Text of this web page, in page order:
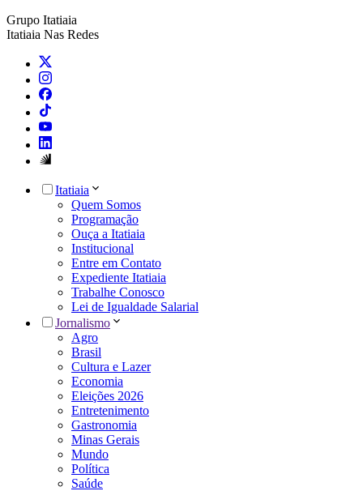
Grupo Itatiaia
Itatiaia Nas Redes
Itatiaia
Quem Somos
Programação
Ouça a Itatiaia
Institucional
Entre em Contato
Expediente Itatiaia
Trabalhe Conosco
Lei de Igualdade Salarial
Jornalismo
Agro
Brasil
Cultura e Lazer
Economia
Eleições 2026
Entretenimento
Gastronomia
Minas Gerais
Mundo
Política
Saúde